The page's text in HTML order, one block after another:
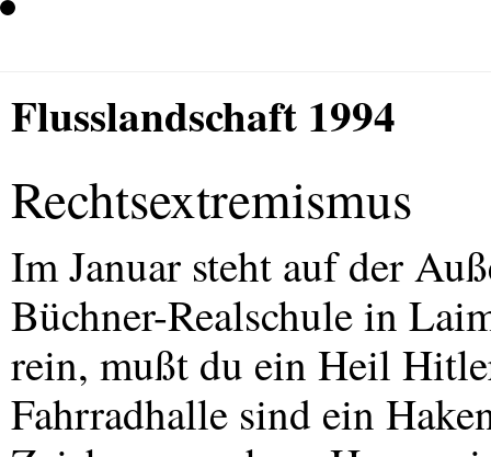
Flusslandschaft 1994
Rechtsextremismus
Im Januar steht auf der
Büchner-Realschule in
rein, mußt du ein Heil
Fahrradhalle sind ein